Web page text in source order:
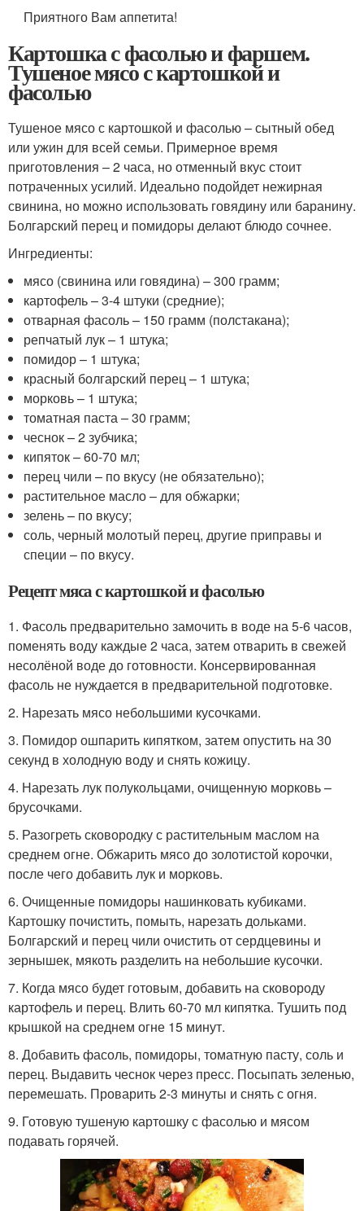
Приятного Вам аппетита!
Картошка с фасолью и фаршем.
Тушеное мясо с картошкой и
фасолью
Тушеное мясо с картошкой и фасолью – сытный обед
или ужин для всей семьи. Примерное время
приготовления – 2 часа, но отменный вкус стоит
потраченных усилий. Идеально подойдет нежирная
свинина, но можно использовать говядину или баранину.
Болгарский перец и помидоры делают блюдо сочнее.
Ингредиенты:
мясо (свинина или говядина) – 300 грамм;
картофель – 3-4 штуки (средние);
отварная фасоль – 150 грамм (полстакана);
репчатый лук – 1 штука;
помидор – 1 штука;
красный болгарский перец – 1 штука;
морковь – 1 штука;
томатная паста – 30 грамм;
чеснок – 2 зубчика;
кипяток – 60-70 мл;
перец чили – по вкусу (не обязательно);
растительное масло – для обжарки;
зелень – по вкусу;
соль, черный молотый перец, другие приправы и
специи – по вкусу.
Рецепт мяса с картошкой и фасолью
1. Фасоль предварительно замочить в воде на 5-6 часов,
поменять воду каждые 2 часа, затем отварить в свежей
несолёной воде до готовности. Консервированная
фасоль не нуждается в предварительной подготовке.
2. Нарезать мясо небольшими кусочками.
3. Помидор ошпарить кипятком, затем опустить на 30
секунд в холодную воду и снять кожицу.
4. Нарезать лук полукольцами, очищенную морковь –
брусочками.
5. Разогреть сковородку с растительным маслом на
среднем огне. Обжарить мясо до золотистой корочки,
после чего добавить лук и морковь.
6. Очищенные помидоры нашинковать кубиками.
Картошку почистить, помыть, нарезать дольками.
Болгарский и перец чили очистить от сердцевины и
зернышек, мякоть разделить на небольшие кусочки.
7. Когда мясо будет готовым, добавить на сковороду
картофель и перец. Влить 60-70 мл кипятка. Тушить под
крышкой на среднем огне 15 минут.
8. Добавить фасоль, помидоры, томатную пасту, соль и
перец. Выдавить чеснок через пресс. Посыпать зеленью,
перемешать. Проварить 2-3 минуты и снять с огня.
9. Готовую тушеную картошку с фасолью и мясом
подавать горячей.